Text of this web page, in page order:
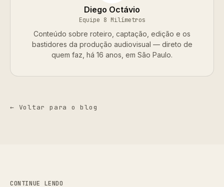
Diego Octávio
Equipe 8 Milímetros
Conteúdo sobre roteiro, captação, edição e os
bastidores da produção audiovisual — direto de
quem faz, há 16 anos, em São Paulo.
← Voltar para o blog
CONTINUE LENDO